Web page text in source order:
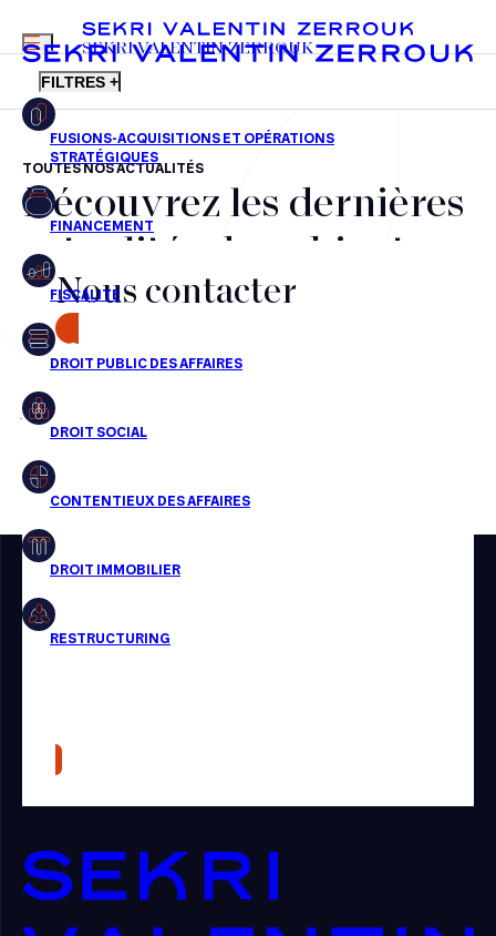
FR EN
MENU
SEKRI VALENTIN ZERROUK
FILTRES +
Fusions-acquisitions et opérations stratégiques
Financement
Fiscalité
Droit public des affaires
Droit social
Droit immobilier
Restructuring
Presse
TOUTES NOS ACTUALITÉS
Découvrez les dernières
actualités du cabinet,
nos récompenses et nos
transactions, jour après
jour
Aucun résultats pour cette recherche
Nous contacter